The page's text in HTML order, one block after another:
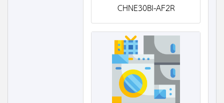
CHNE30BI-AF2R